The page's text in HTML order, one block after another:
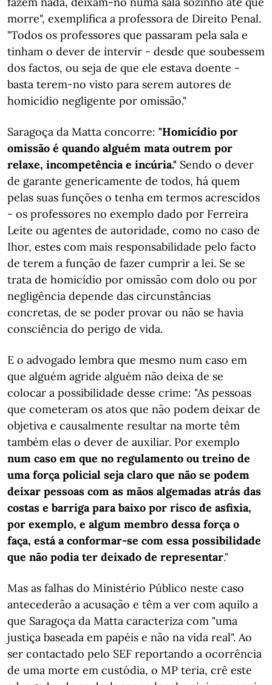
morre", exemplifica a professora de Direito Penal.
"Todos os professores que passaram pela sala e
tinham o dever de intervir - desde que soubessem
dos factos, ou seja de que ele estava doente -
basta terem-no visto para serem autores de
homicídio negligente por omissão."
Saragoça da Matta concorre: "Homicídio por
omissão é quando alguém mata outrem por
relaxe, incompetência e incúria." Sendo o dever
de garante genericamente de todos, há quem
pelas suas funções o tenha em termos acrescidos
- os professores no exemplo dado por Ferreira
Leite ou agentes de autoridade, como no caso de
Ihor, estes com mais responsabilidade pelo facto
de terem a função de fazer cumprir a lei. Se se
trata de homicídio por omissão com dolo ou por
negligência depende das circunstâncias
concretas, de se poder provar ou não se havia
consciência do perigo de vida.
E o advogado lembra que mesmo num caso em
que alguém agride alguém não deixa de se
colocar a possibilidade desse crime: "As pessoas
que cometeram os atos que não podem deixar de
objetiva e causalmente resultar na morte têm
também elas o dever de auxiliar. Por exemplo
num caso em que no regulamento ou treino de
uma força policial seja claro que não se podem
deixar pessoas com as mãos algemadas atrás das
costas e barriga para baixo por risco de asfixia,
por exemplo, e algum membro dessa força o
faça, está a conformar-se com essa possibilidade
que não podia ter deixado de representar."
Mas as falhas do Ministério Público neste caso
antecederão a acusação e têm a ver com aquilo a
que Saragoça da Matta caracteriza com "uma
justiça baseada em papéis e não na vida real". Ao
ser contactado pelo SEF reportando a ocorrência
de uma morte em custódia, o MP teria, crê este